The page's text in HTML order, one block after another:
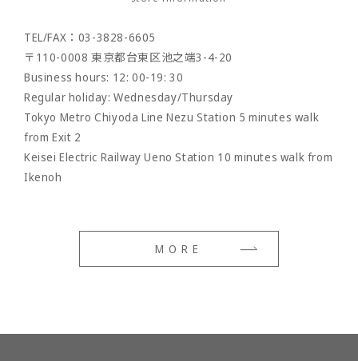
- Maintenance goods
- option
TEL/FAX：03-3828-6605
〒110-0008 東京都台東区池之端3-4-20
Business hours: 12: 00-19: 30
Regular holiday: Wednesday/Thursday
Tokyo Metro Chiyoda Line Nezu Station 5 minutes walk
from Exit 2
Keisei Electric Railway Ueno Station 10 minutes walk from
Ikenoh
MORE